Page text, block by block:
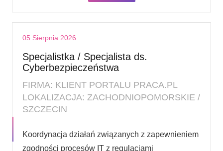
05 Sierpnia 2026
Specjalistka / Specjalista ds.
Cyberbezpieczeństwa
FIRMA: KLIENT PORTALU PRACA.PL
LOKALIZACJA: ZACHODNIOPOMORSKIE /
SZCZECIN
Koordynacja działań związanych z zapewnieniem
zgodności procesów IT z regulacjami